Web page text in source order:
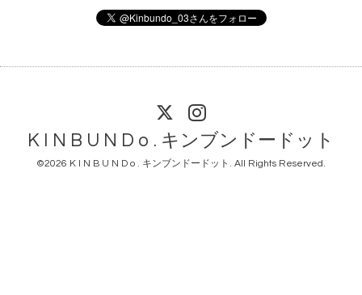
K I N B U N D o . キンブンドードット
©2026 K I N B U N D o . キンブンドードット . All Rights Reserved.